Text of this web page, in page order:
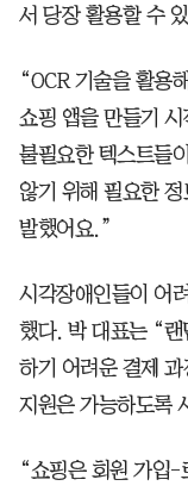
서 당장 활용할 수
“OCR 기술을 활용
쇼핑 앱을 만들기
불필요한 텍스트들
않기 위해 필요한
발했어요.”
시각장애인들이 어
했다. 박 대표는 “랜
하기 어려운 결제
지원은 가능하도록
“쇼핑은 회원 가입-